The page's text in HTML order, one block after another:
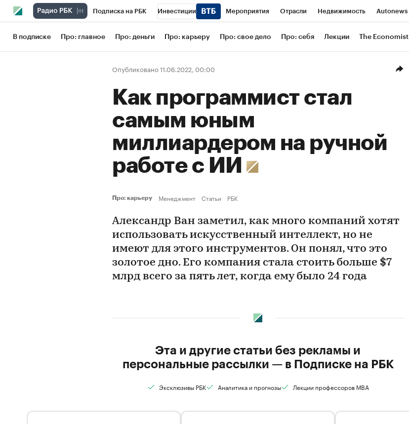
Подписка на РБК Инвестиции Мероприятия Отрасли Недвижимость Autonews
Школа управления РБК РБК Образование РБК Life Тренды Визионеры
Рынок наличной валюты
В подписке Про: главное Про: деньги Про: карьеру Про: свое дело Про: себя Лекции The Economist
Опубликовано 11.06.2022, 00:00
Как программист стал
самым юным
миллиардером на ручной
работе с ИИ
Про: карьеру Менеджмент Статьи РБК
Александр Ван заметил, как много компаний хотят
использовать искусственный интеллект, но не
имеют для этого инструментов. Он понял, что это
золотое дно. Его компания стала стоить больше $7
млрд всего за пять лет, когда ему было 24 года
Эта и другие статьи без рекламы и
персональные рассылки — в Подписке на РБК
Эксклюзивы РБК Аналитика и прогнозы Лекции профессоров MBA